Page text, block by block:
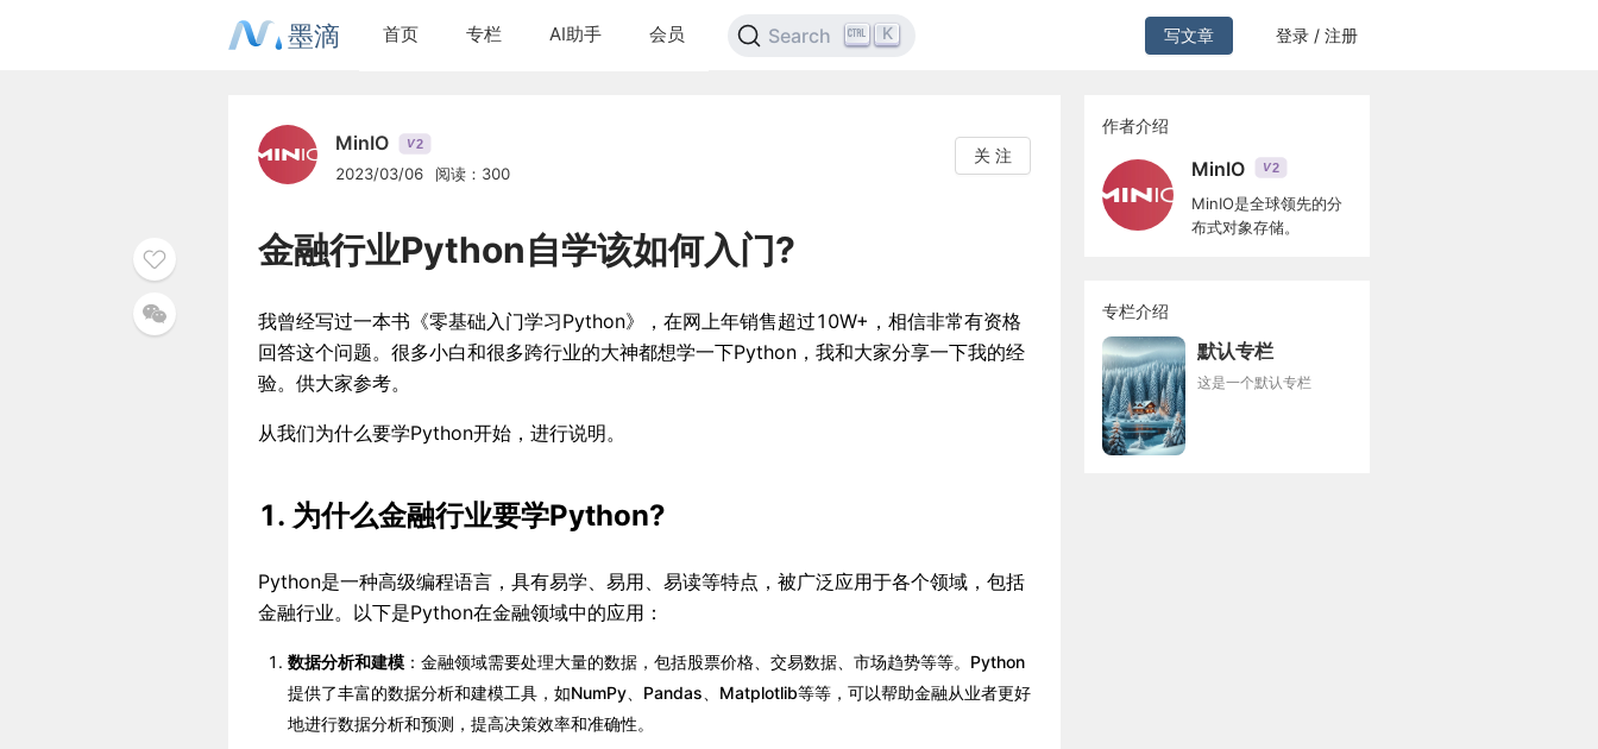
墨滴 首页 专栏 AI助手 会员 Search K 写文章 登录 / 注册
MinIO V2
2023/03/06 阅读：300
关 注
金融行业Python自学该如何入门?
我曾经写过一本书《零基础入门学习Python》，在网上年销售超过10W+，相信非常有资格
回答这个问题。很多小白和很多跨行业的大神都想学一下Python，我和大家分享一下我的经
验。供大家参考。
从我们为什么要学Python开始，进行说明。
1. 为什么金融行业要学Python?
Python是一种高级编程语言，具有易学、易用、易读等特点，被广泛应用于各个领域，包括
金融行业。以下是Python在金融领域中的应用：
数据分析和建模 ：金融领域需要处理大量的数据，包括股票价格、交易数据、市场趋势等等。Python
提供了丰富的数据分析和建模工具，如NumPy、Pandas、Matplotlib等等，可以帮助金融从业者更好
地进行数据分析和预测，提高决策效率和准确性。
作者介绍
MinIO V2
MinIO是全球领先的分
布式对象存储。
专栏介绍
默认专栏
这是一个默认专栏